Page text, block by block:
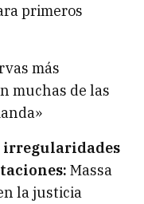
primeros
más
muchas de las
irregularidades
Massa
la justicia